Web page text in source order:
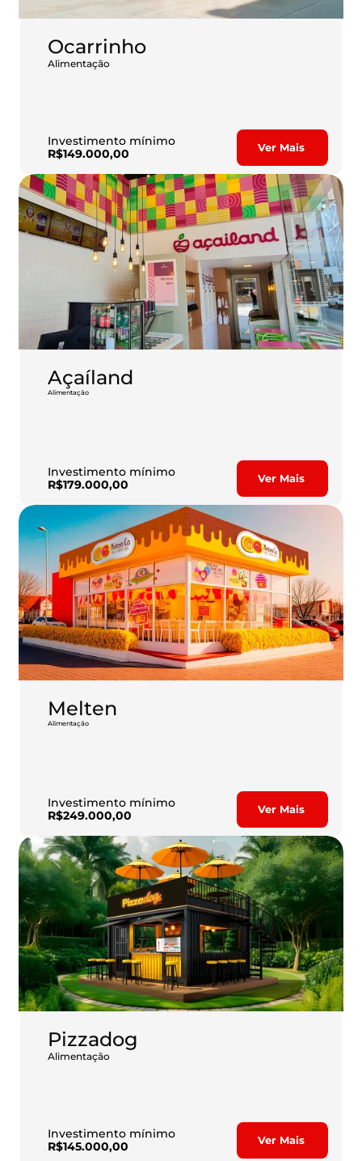
Ocarrinho
Alimentação
Investimento mínimo
R$149.000,00
Ver Mais
Açaíland
Alimentação
Investimento mínimo
R$179.000,00
Ver Mais
Melten
Alimentação
Investimento mínimo
R$249.000,00
Ver Mais
Pizzadog
Alimentação
Investimento mínimo
R$145.000,00
Ver Mais